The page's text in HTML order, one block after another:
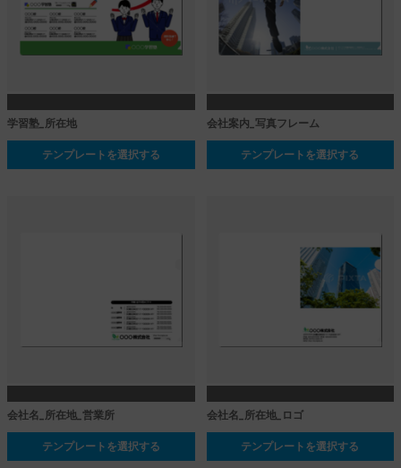
学習塾_所在地
テンプレートを選択する
会社案内_写真フレーム
テンプレートを選択する
会社名_所在地_営業所
テンプレートを選択する
会社名_所在地_ロゴ
テンプレートを選択する